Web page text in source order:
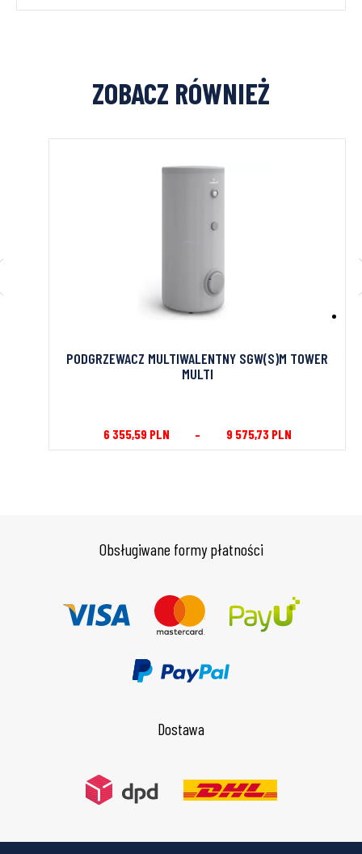
ZOBACZ RÓWNIEŻ
PODGRZEWACZ MULTIWALENTNY SGW(S)M TOWER
MULTI
6 355,59 PLN – 9 575,73 PLN
Obsługiwane formy płatności
Dostawa